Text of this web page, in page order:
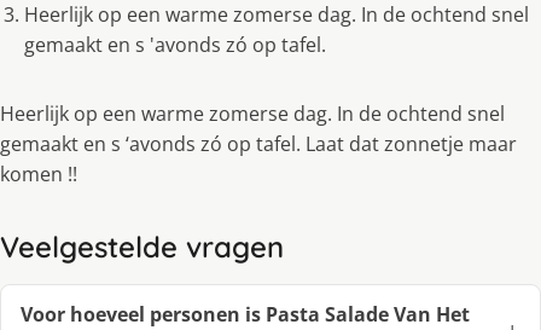
Heerlĳk op een warme zomerse dag. In de ochtend snel
gemaakt en s 'avonds zó op tafel.
Heerlĳk op een warme zomerse dag. In de ochtend snel
gemaakt en s ‘avonds zó op tafel. Laat dat zonnetje maar
komen !!
Veelgestelde vragen
Voor hoeveel personen is Pasta Salade Van Het